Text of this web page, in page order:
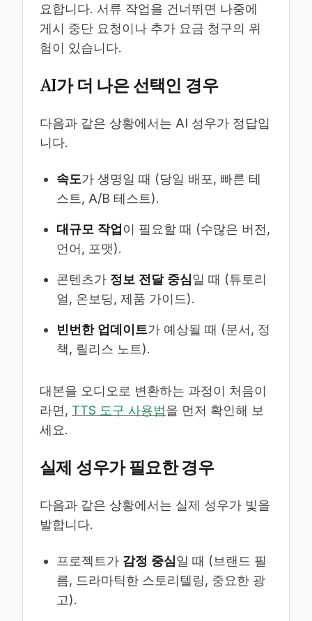
요합니다. 서류 작업을 건너뛰면 나중에
게시 중단 요청이나 추가 요금 청구의 위
험이 있습니다.
AI가 더 나은 선택인 경우
다음과 같은 상황에서는 AI 성우가 정답입
니다.
속도가 생명일 때 (당일 배포, 빠른 테
스트, A/B 테스트).
대규모 작업 이 필요할 때 (수많은 버전,
언어, 포맷).
콘텐츠가 정보 전달 중심일 때 (튜토리
얼, 온보딩, 제품 가이드).
빈번한 업데이트가 예상될 때 (문서, 정
책, 릴리스 노트).
대본을 오디오로 변환하는 과정이 처음이
라면, TTS 도구 사용법을 먼저 확인해 보
세요.
실제 성우가 필요한 경우
다음과 같은 상황에서는 실제 성우가 빛을
발합니다.
프로젝트가 감정 중심일 때 (브랜드 필
름, 드라마틱한 스토리텔링, 중요한 광
고).